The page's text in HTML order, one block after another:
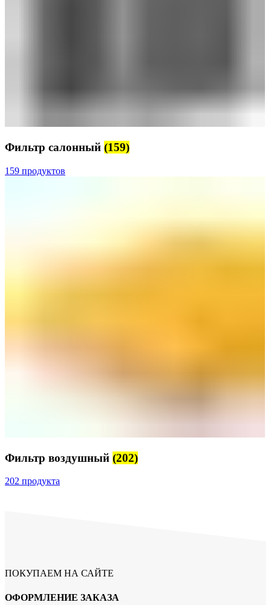
Фильтр салонный (159)
159 продуктов
Фильтр воздушный (202)
202 продукта
ПОКУПАЕМ НА САЙТЕ
ОФОРМЛЕНИЕ ЗАКАЗА